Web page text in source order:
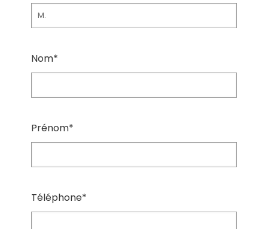
Nom*
Prénom*
Téléphone*